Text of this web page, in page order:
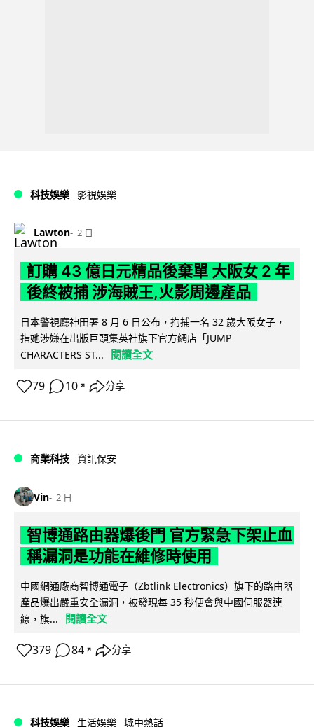
科技娛樂 影視娛樂
Lawton 2 日
訂購 43 億日元精品後棄單 大阪女 2 年
後終被捕 涉海賊王,火影周邊產品
日本警視廳神田署 8 月 6 日公布，拘捕一名 32 歲大阪女子，
指她涉嫌在出版巨頭集英社旗下官方網店「JUMP
CHARACTERS ST...
閱讀全文
79 10 ↗ 分享
商業科技 資訊保安
Vin 2 日
智博通路由器爆後門 官方緊急下架止血
稱漏洞是功能在維修時使用
中國網通廠商智博通電子（Zbtlink Electronics）旗下的路由器
產品爆出嚴重安全漏洞，被發現每 35 秒便會與中國伺服器連
線，旗...
閱讀全文
379 84 ↗ 分享
科技娛樂 生活娛樂 城中熱話